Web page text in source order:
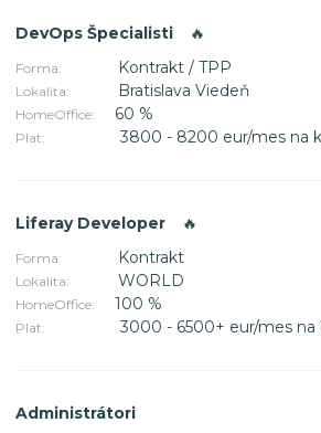
DevOps Špecialisti 🔥
Forma: Kontrakt / TPP
Lokalita: Bratislava Viedeň
HomeOffice: 60 %
Plat: 3800 - 8200 eur/mes na
Liferay Developer 🔥
Forma: Kontrakt
Lokalita: WORLD
HomeOffice: 100 %
Plat: 3000 - 6500+ eur/mes
Administrátori